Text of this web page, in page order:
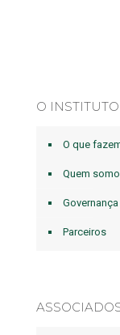
O INSTITUTO
O que
Quem
Governança
Parceiros